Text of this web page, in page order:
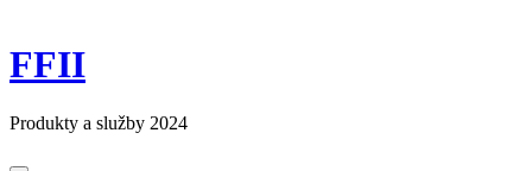
FFII
Produkty a služby 2024